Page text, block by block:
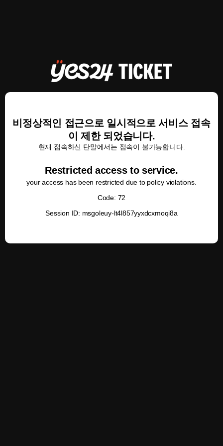
비정상적인 접근으로 일시적으로 서비스 접속
이 제한 되었습니다.
현재 접속하신 단말에서는 접속이 불가능합니다.
Restricted access to service.
your access has been restricted due to policy violations.
Code: 72
Session ID: msgoleuy-lt4l857yyxdcxmoqi8a